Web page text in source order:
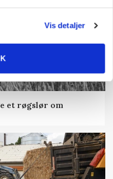
Vis detaljer
et røgslør om